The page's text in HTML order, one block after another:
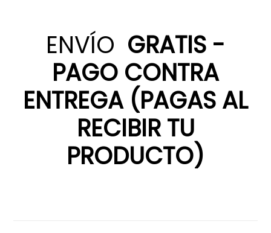
ENVÍO GRATIS -
PAGO CONTRA
ENTREGA (PAGAS AL
RECIBIR TU
PRODUCTO)